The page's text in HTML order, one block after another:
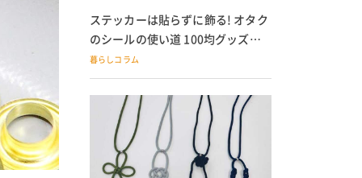
ステッカーは貼らずに飾る! オタク
のシールの使い道 100均グッズで
の飾り方も
暮らしコラム